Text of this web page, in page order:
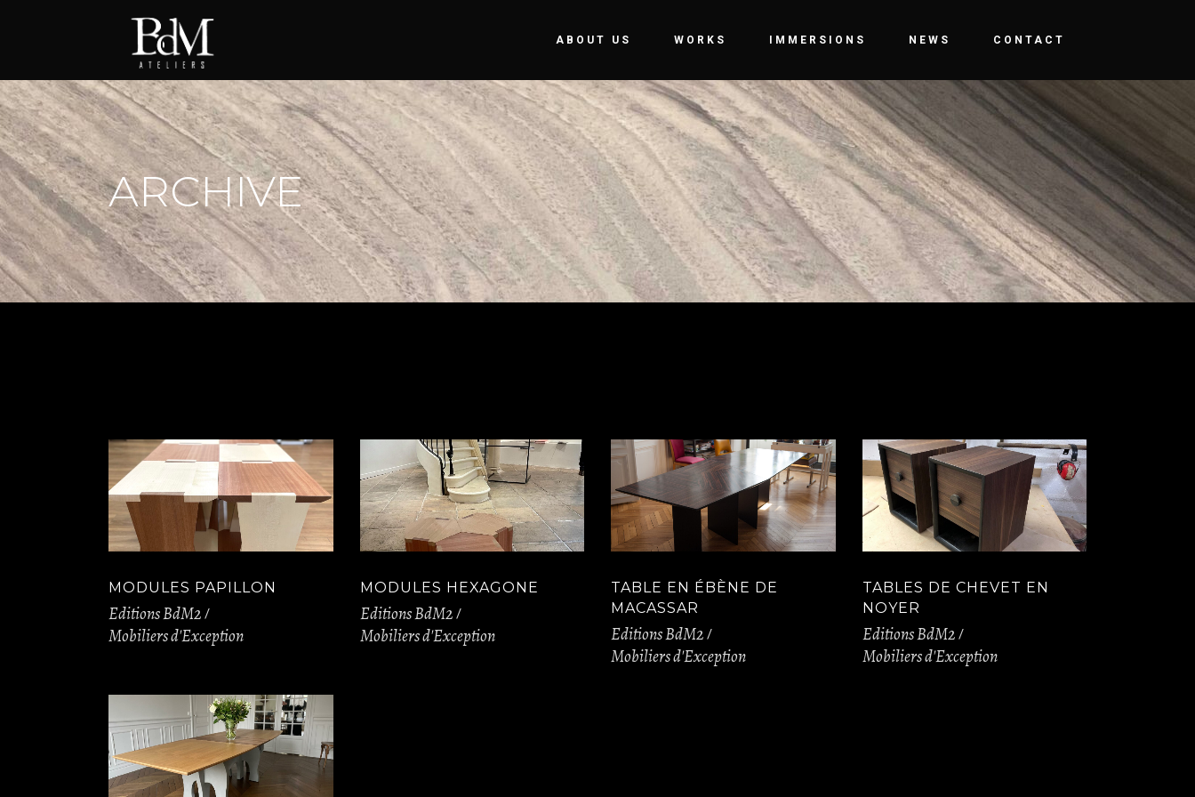
ABOUT US WORKS IMMERSIONS NEWS CONTACT
ARCHIVE
MODULES PAPILLON
Editions BdM2
Mobiliers d'Exception
MODULES HEXAGONE
Editions BdM2
Mobiliers d'Exception
TABLE EN ÉBÈNE DE
MACASSAR
Editions BdM2
Mobiliers d'Exception
TABLES DE CHEVET EN
NOYER
Editions BdM2
Mobiliers d'Exception